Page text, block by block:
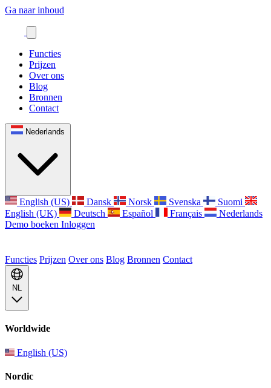
Ga naar inhoud
Functies
Prijzen
Over ons
Blog
Bronnen
Contact
Nederlands
English (US) Dansk Norsk Svenska
Suomi
English (UK)
Deutsch Español Français
Nederlands
Demo boeken Inloggen
Functies Prijzen Over ons Blog Bronnen Contact
NL
Worldwide
English (US)
Nordic